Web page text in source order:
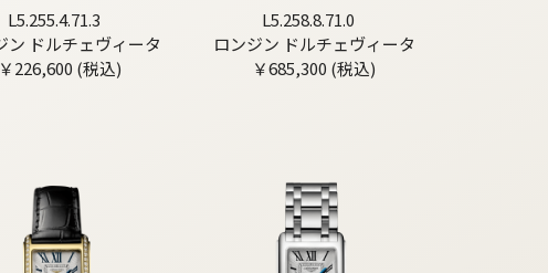
L5.255.4.71.3
ン ドルチェヴィータ
￥226,600 (税込)
L5.258.8.71.0
ロンジン ドルチェヴィータ
￥685,300 (税込)